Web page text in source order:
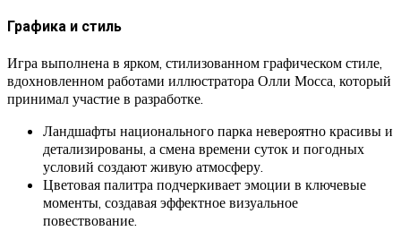
Графика и стиль
Игра выполнена в ярком, стилизованном графическом стиле,
вдохновленном работами иллюстратора Олли Мосса, который
принимал участие в разработке.
Ландшафты национального парка невероятно красивы и
детализированы, а смена времени суток и погодных
условий создают живую атмосферу.
Цветовая палитра подчеркивает эмоции в ключевые
моменты, создавая эффектное визуальное
повествование.